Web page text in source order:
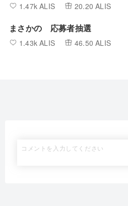
1.47k ALIS 20.20 ALIS
まさかの 応募者抽選
1.43k ALIS 46.50 ALIS